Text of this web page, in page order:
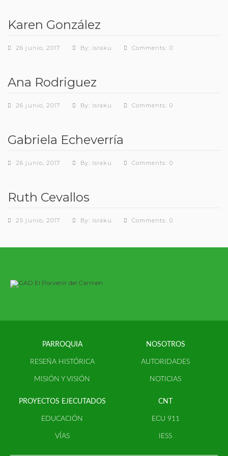
Karen González
26 junio, 2017 By: israku Comments: 0
Ana Rodriguez
26 junio, 2017 By: israku Comments: 0
Gabriela Echeverría
26 junio, 2017 By: israku Comments: 0
Ruth Cevallos
25 junio, 2017 By: israku Comments: 0
PARROQUIA
RESEÑA HISTÓRICA
MISIÓN Y VISIÓN
NOSOTROS
AUTORIDADES
NOTICIAS
PROYECTOS EJECUTADOS
EDUCACIÓN
VÍAS
CNT
ECU 911
IESS